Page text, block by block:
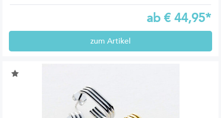
ab€ 44,95*
zum Artikel